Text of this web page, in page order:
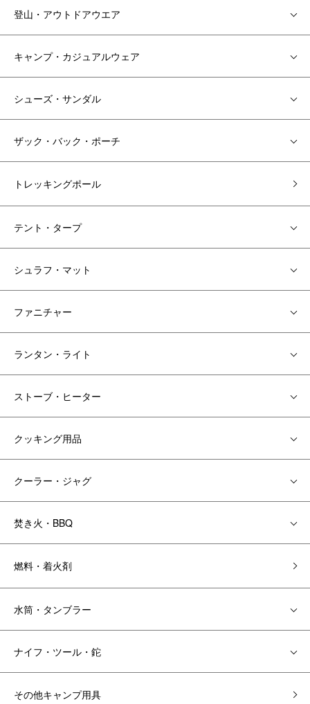
登山・アウトドアウエア
キャンプ・カジュアルウェア
シューズ・サンダル
ザック・バック・ポーチ
トレッキングポール
テント・タープ
シュラフ・マット
ファニチャー
ランタン・ライト
ストーブ・ヒーター
クッキング用品
クーラー・ジャグ
焚き火・BBQ
燃料・着火剤
水筒・タンブラー
ナイフ・ツール・鉈
その他キャンプ用具